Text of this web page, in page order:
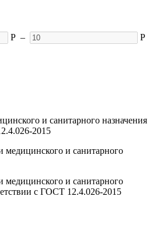
Р – Р
и санитарного назначения
2015
медицинского и санитарного
медицинского и санитарного
с ГОСТ 12.4.026-2015